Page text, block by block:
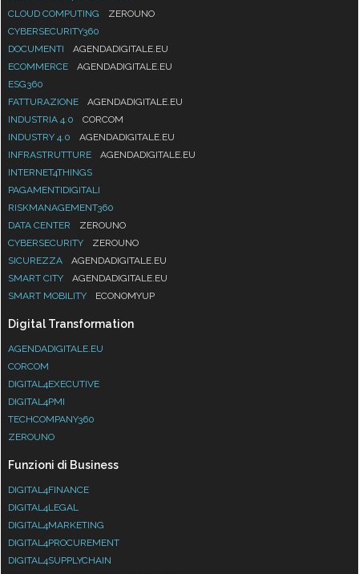
CLOUD COMPUTING
ZEROUNO
CYBERSECURITY360
DOCUMENTI
AGENDADIGITALE.EU
ECOMMERCE
AGENDADIGITALE.EU
ESG360
FATTURAZIONE
AGENDADIGITALE.EU
INDUSTRIA 4.0
CORCOM
INDUSTRY 4.0
AGENDADIGITALE.EU
INFRASTRUTTURE
AGENDADIGITALE.EU
INTERNET4THINGS
PAGAMENTIDIGITALI
RISKMANAGEMENT360
DATA CENTER
ZEROUNO
CYBERSECURITY
ZEROUNO
SICUREZZA
AGENDADIGITALE.EU
SMART CITY
AGENDADIGITALE.EU
SMART MOBILITY
ECONOMYUP
Digital Transformation
AGENDADIGITALE.EU
CORCOM
DIGITAL4EXECUTIVE
DIGITAL4PMI
TECHCOMPANY360
ZEROUNO
Funzioni di Business
DIGITAL4FINANCE
DIGITAL4LEGAL
DIGITAL4MARKETING
DIGITAL4PROCUREMENT
DIGITAL4SUPPLYCHAIN